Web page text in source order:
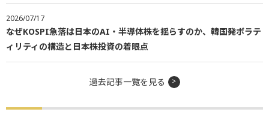
2026/07/17
なぜKOSPI急落は日本のAI・半導体株を揺らすのか、韓国発ボラテ
ィリティの構造と日本株投資の着眼点
過去記事一覧を見る